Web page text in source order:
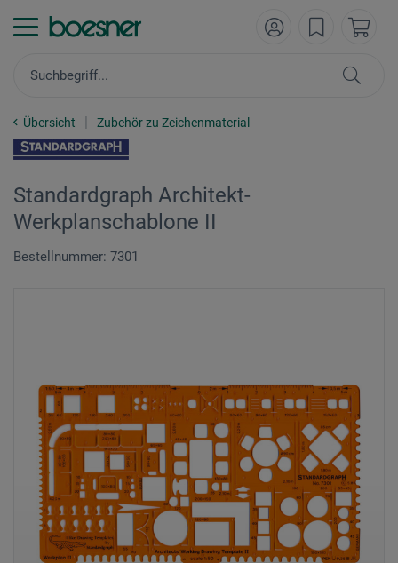
Übersicht Zubehör zu Zeichenmaterial
Standardgraph Architekt-
Werkplanschablone II
Bestellnummer: 7301